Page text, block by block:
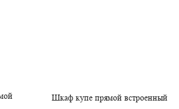
Шкаф купе прямой встроенный